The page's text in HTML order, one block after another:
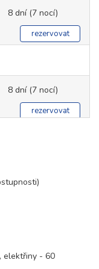
8 dní (7 nocí)
rezervovat
8 dní (7 nocí)
rezervovat
6 dní (5 nocí)
elektřiny - 60